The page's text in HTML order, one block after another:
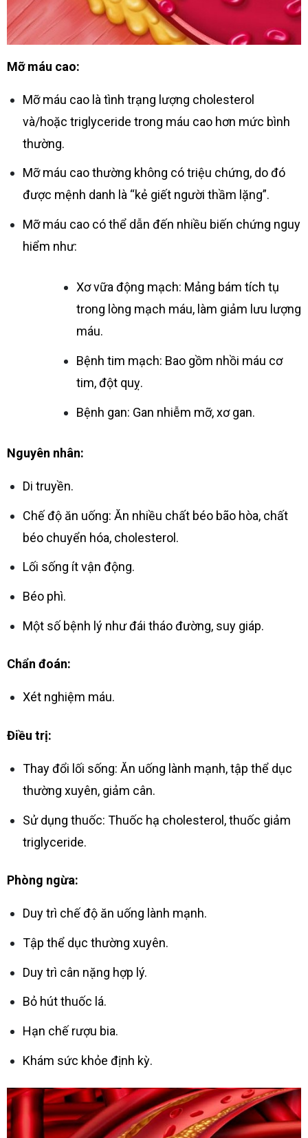
Mỡ máu cao:
Mỡ máu cao là tình trạng lượng cholesterol
và/hoặc triglyceride trong máu cao hơn mức bình
thường.
Mỡ máu cao thường không có triệu chứng, do đó
được mệnh danh là “kẻ giết người thầm lặng”.
Mỡ máu cao có thể dẫn đến nhiều biến chứng nguy
hiểm như:
Xơ vữa động mạch: Mảng bám tích tụ
trong lòng mạch máu, làm giảm lưu lượng
máu.
Bệnh tim mạch: Bao gồm nhồi máu cơ
tim, đột quỵ.
Bệnh gan: Gan nhiễm mỡ, xơ gan.
Nguyên nhân:
Di truyền.
Chế độ ăn uống: Ăn nhiều chất béo bão hòa, chất
béo chuyển hóa, cholesterol.
Lối sống ít vận động.
Béo phì.
Một số bệnh lý như đái tháo đường, suy giáp.
Chẩn đoán:
Xét nghiệm máu.
Điều trị:
Thay đổi lối sống: Ăn uống lành mạnh, tập thể dục
thường xuyên, giảm cân.
Sử dụng thuốc: Thuốc hạ cholesterol, thuốc giảm
triglyceride.
Phòng ngừa:
Duy trì chế độ ăn uống lành mạnh.
Tập thể dục thường xuyên.
Duy trì cân nặng hợp lý.
Bỏ hút thuốc lá.
Hạn chế rượu bia.
Khám sức khỏe định kỳ.